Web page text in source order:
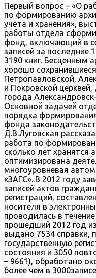
Первый вопрос – «О
по формированию
учёта и хранения»,
работы отдела
фонд, включающий в
записей за последние
3190 книг. Бесценным
хорошо
Петропавловской,
и Покровской
города
Основной задачей
порядка
фонда
Д.В.Луговская
работа по
сколько лет хранятся
оптимизирована
многоуровневая
«ЗАГС». В 2012 году
записей актов
регистраций,
носителя в
проводилась в
прошедший 2012 год
выдано 7534
государственную
состояния и 3050
– 9661), обработано
более чем в